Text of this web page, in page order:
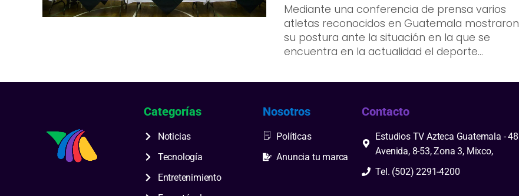
Mediante una conferencia de prensa varios
atletas reconocidos en Guatemala mostraron
su postura ante la situación en la que se
encuentra en la actualidad el deporte...
Categorías
Noticias
Tecnología
Entretenimiento
Nosotros
Políticas
Anuncia tu marca
Contacto
Estudios TV Azteca Guatemala - 48
Avenida, 8-53, Zona 3, Mixco,
Tel. (502) 2291-4200